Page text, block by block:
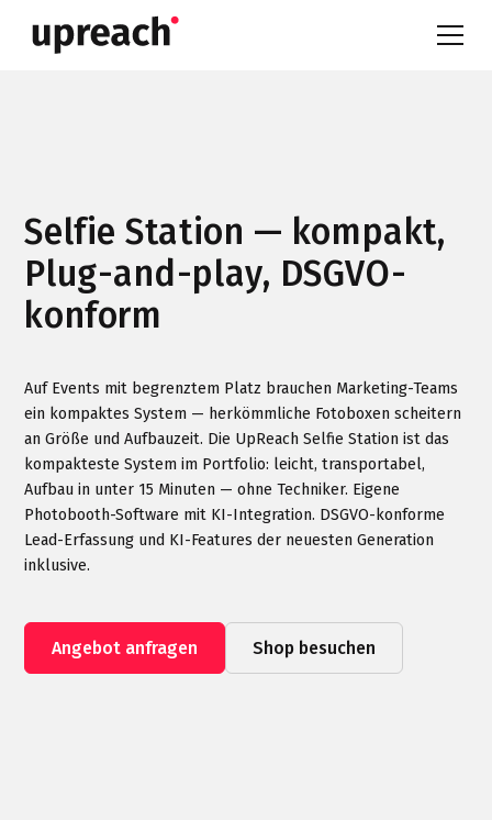
Selfie Station — kompakt,
Plug-and-play, DSGVO-
konform
Auf Events mit begrenztem Platz brauchen Marketing-Teams
ein kompaktes System — herkömmliche Fotoboxen scheitern
an Größe und Aufbauzeit. Die UpReach Selfie Station ist das
kompakteste System im Portfolio: leicht, transportabel,
Aufbau in unter 15 Minuten — ohne Techniker. Eigene
Photobooth-Software mit KI-Integration. DSGVO-konforme
Lead-Erfassung und KI-Features der neuesten Generation
inklusive.
Angebot anfragen Shop besuchen